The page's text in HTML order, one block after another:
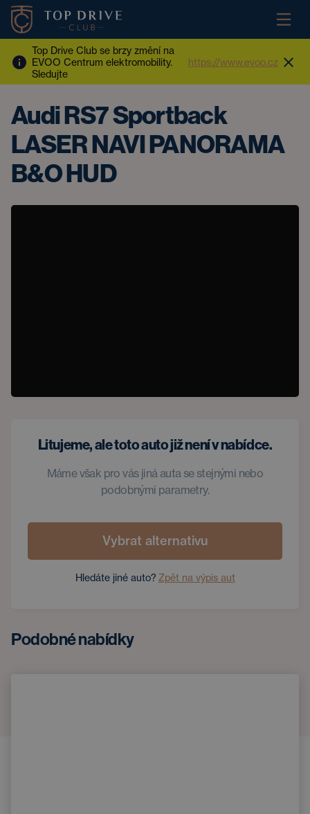
Top Drive Club se brzy změní na
EVOO Centrum elektromobility.
Sledujte
https://www.evoo.cz
Audi RS7 Sportback
LASER NAVI PANORAMA
B&O HUD
Litujeme, ale toto auto již není v nabídce.
Máme však pro vás jiná auta se stejnými nebo
podobnými parametry.
Vybrat alternativu
Hledáte jiné auto? Zpět na výpis aut
Podobné nabídky